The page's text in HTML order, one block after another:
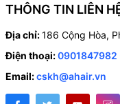
THÔNG TIN LIÊN
Địa chỉ:186 Cộng Hòa,
Điện thoại:0901847982
Email:cskh@ahair.vn